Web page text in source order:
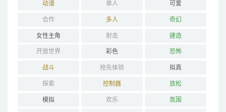
动漫 单人 可爱
合作 多人 奇幻
女性主角 射击 建造
开放世界 彩色 恐怖
战斗 抢先体验 拟真
探索 控制器 放松
模拟 欢乐 氛围